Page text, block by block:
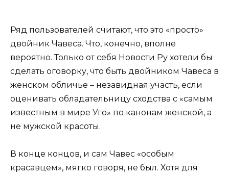
Ряд пользователей считают, что это «просто»
двойник Чавеса. Что, конечно, вполне
вероятно. Только от себя Новости Ру хотели бы
сделать оговорку, что быть двойником Чавеса в
женском обличье – незавидная участь, если
оценивать обладательницу сходства с «самым
известным в мире Уго» по канонам женской, а
не мужской красоты.
В конце концов, и сам Чавес «особым
красавцем», мягко говоря, не был. Хотя для